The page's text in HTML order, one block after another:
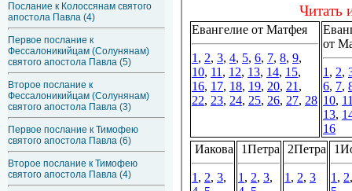
Послание к Колоссянам святого
апостола Павла (4)
Первое послание к
Фессалоникийцам (Солунянам)
святого апостола Павла (5)
Второе послание к
Фессалоникийцам (Солунянам)
святого апостола Павла (3)
Первое послание к Тимофею
святого апостола Павла (6)
Второе послание к Тимофею
святого апостола Павла (4)